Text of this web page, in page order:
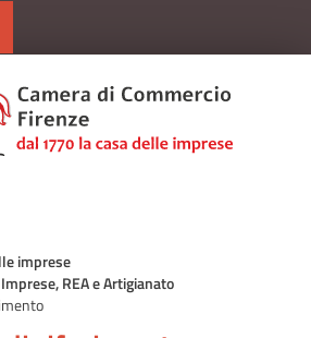
imprese
REA e Artigianato